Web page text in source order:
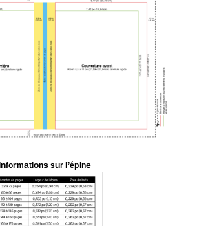
Informations sur l’épine